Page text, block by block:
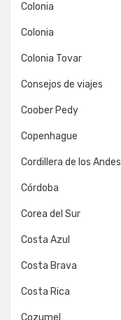
Colonia
Colonia
Colonia Tovar
Consejos de viajes
Coober Pedy
Copenhague
Cordillera de los Andes
Córdoba
Corea del Sur
Costa Azul
Costa Brava
Costa Rica
Cozumel